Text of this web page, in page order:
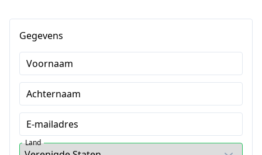
Gegevens
Voornaam
Achternaam
E-mailadres
Land